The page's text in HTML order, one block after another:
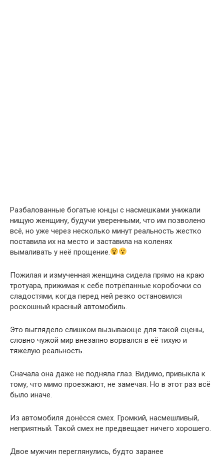
Разбалованные богатые юнцы с насмешками унижали
нищую женщину, будучи уверенными, что им позволено
всё, но уже через несколько минут реальность жестко
поставила их на место и заставила на коленях
вымаливать у неё прощение.
Пожилая и измученная женщина сидела прямо на краю
тротуара, прижимая к себе потрёпанные коробочки со
сладостями, когда перед ней резко остановился
роскошный красный автомобиль.
Это выглядело слишком вызывающе для такой сцены,
словно чужой мир внезапно ворвался в её тихую и
тяжёлую реальность.
Сначала она даже не подняла глаз. Видимо, привыкла к
тому, что мимо проезжают, не замечая. Но в этот раз всё
было иначе.
Из автомобиля донёсся смех. Громкий, насмешливый,
неприятный. Такой смех не предвещает ничего хорошего.
Двое мужчин переглянулись, будто заранее